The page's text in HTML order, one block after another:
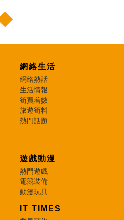
網絡生活
網絡熱話
生活情報
筍買着數
旅遊筍料
熱門話題
遊戲動漫
熱門遊戲
電競裝備
動漫玩具
IT TIMES